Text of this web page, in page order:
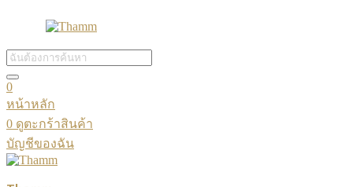
0
หน้าหลัก
0 ดูตะกร้าสินค้า
บัญชีของฉัน